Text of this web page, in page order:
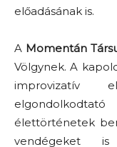
előadásának is.
A Momentán
Völgynek. A
improvizatív
élettörténetek
vendégeket